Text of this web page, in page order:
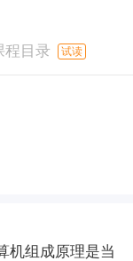
程目录 试读
机组成原理是当